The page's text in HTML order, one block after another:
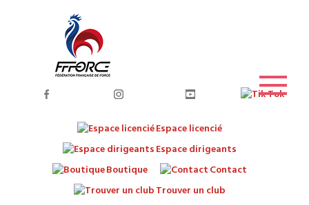
Espace licencié
Espace dirigeants
Boutique
Contact
Trouver un club